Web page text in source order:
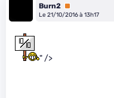
Burn2 Premium
Le 21/10/2016 à 13h17
" />